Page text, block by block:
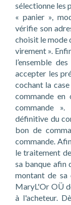
sélectionne les
« panier »,
vérifie son
choisit le mode
virement ».
l’ensemble
accepter les
cochant la
commande
commande
définitive du
bon de
commande.
le traitement
sa banque afin
montant de sa
MaryL'Or OÜ
à l'acheteur.